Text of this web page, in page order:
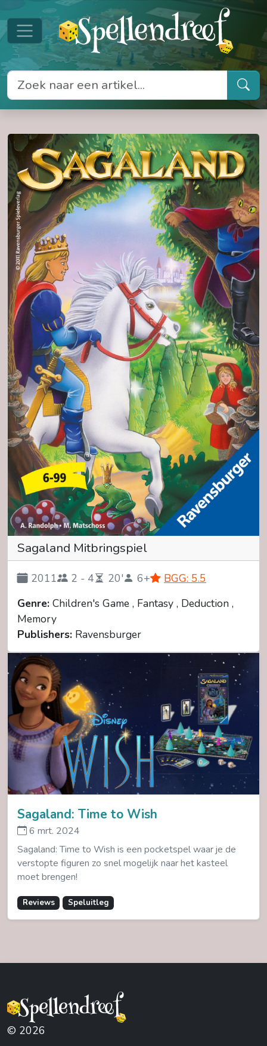
Sagaland Mitbringspiel
2011 2 - 4 20' 6+
BGG: 5.5
Genre: Children's Game , Fantasy , Deduction ,
Memory
Publishers: Ravensburger
Sagaland: Time to Wish
6 mrt. 2024
Sagaland: Time to Wish is een pocketspel waar je de
verstopte figuren zo snel mogelijk naar het kasteel
moet brengen!
Reviews Speluitleg
© 2026